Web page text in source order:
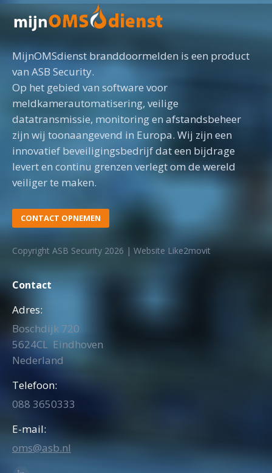
MijnOMSdienst branddoormelden is een product
van ASB Security.
Op het gebied van software voor
meldkamerautomatisering, veilige
datatransmissie, monitoring en afstandsbeheer
zijn wij toonaangevend in Europa. Wij zijn een
innovatief beveiligingsbedrijf dat een bijdrage
levert en continu grenzen verlegt om de wereld
veiliger te maken.
CONTACT OPNEMEN
Copyright ASB Security 2026 | Website Like2movit
Contact
Adres:
Boschdijk 720
5624CL Eindhoven
Nederland
Telefoon:
088 3650333
E-mail:
oms@asb.nl